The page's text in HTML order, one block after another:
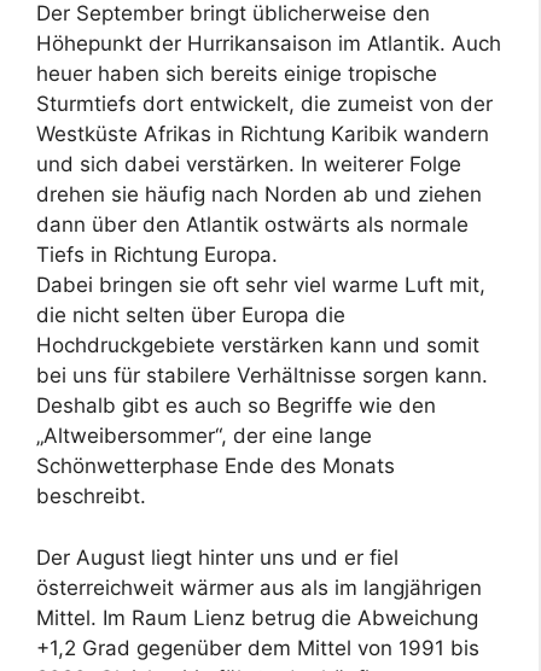
Der September bringt üblicherweise den
Höhepunkt der Hurrikansaison im Atlantik. Auch
heuer haben sich bereits einige tropische
Sturmtiefs dort entwickelt, die zumeist von der
Westküste Afrikas in Richtung Karibik wandern
und sich dabei verstärken. In weiterer Folge
drehen sie häufig nach Norden ab und ziehen
dann über den Atlantik ostwärts als normale
Tiefs in Richtung Europa.
Dabei bringen sie oft sehr viel warme Luft mit,
die nicht selten über Europa die
Hochdruckgebiete verstärken kann und somit
bei uns für stabilere Verhältnisse sorgen kann.
Deshalb gibt es auch so Begriffe wie den
„Altweibersommer“, der eine lange
Schönwetterphase Ende des Monats
beschreibt.
Der August liegt hinter uns und er fiel
österreichweit wärmer aus als im langjährigen
Mittel. Im Raum Lienz betrug die Abweichung
+1,2 Grad gegenüber dem Mittel von 1991 bis